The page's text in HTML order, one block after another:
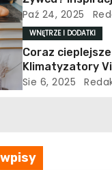
Paź 24, 2025
WNĘTRZE I DODATKI
Coraz
Klimatyzatory
Duval zadbają o
Sie 6, 2025